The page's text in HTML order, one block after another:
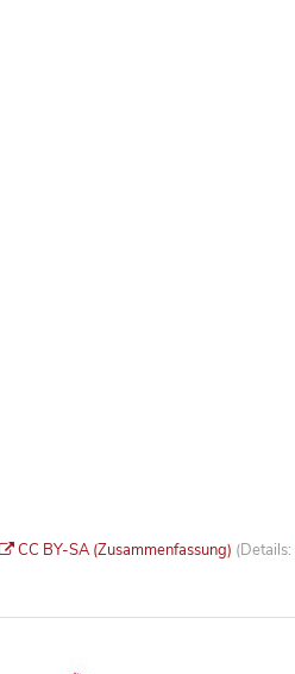
CC BY-SA (Zusammenfassung) (Details: